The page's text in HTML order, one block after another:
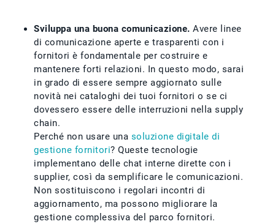
Sviluppa una buona comunicazione. Avere linee
di comunicazione aperte e trasparenti con i
fornitori è fondamentale per costruire e
mantenere forti relazioni. In questo modo, sarai
in grado di essere sempre aggiornato sulle
novità nei cataloghi dei tuoi fornitori o se ci
dovessero essere delle interruzioni nella supply
chain.
Perché non usare una soluzione digitale di
gestione fornitori? Queste tecnologie
implementano delle chat interne dirette con i
supplier, così da semplificare le comunicazioni.
Non sostituiscono i regolari incontri di
aggiornamento, ma possono migliorare la
gestione complessiva del parco fornitori.